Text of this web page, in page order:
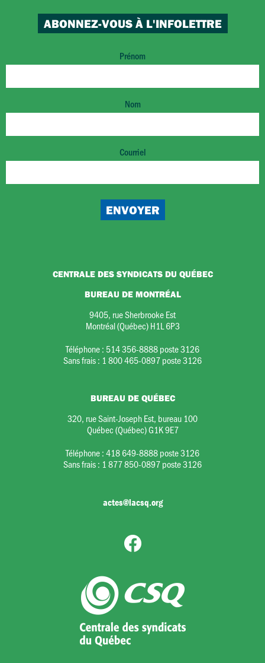
ABONNEZ-VOUS À L'INFOLETTRE
Prénom
Nom
Courriel
CENTRALE DES SYNDICATS DU QUÉBEC
BUREAU DE MONTRÉAL
9405, rue Sherbrooke Est
Montréal (Québec) H1L 6P3
Téléphone : 514 356-8888 poste 3126
Sans frais : 1 800 465-0897 poste 3126
BUREAU DE QUÉBEC
320, rue Saint-Joseph Est, bureau 100
Québec (Québec) G1K 9E7
Téléphone :418 649-8888 poste 3126
Sans frais : 1 877 850-0897 poste 3126
actes@lacsq.org